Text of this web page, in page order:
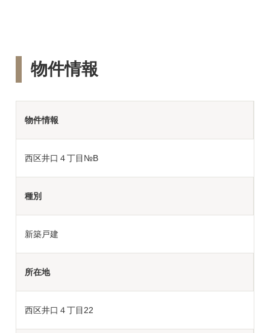
物件情報
物件情報
西区井口４丁目№B
種別
新築戸建
所在地
西区井口４丁目22